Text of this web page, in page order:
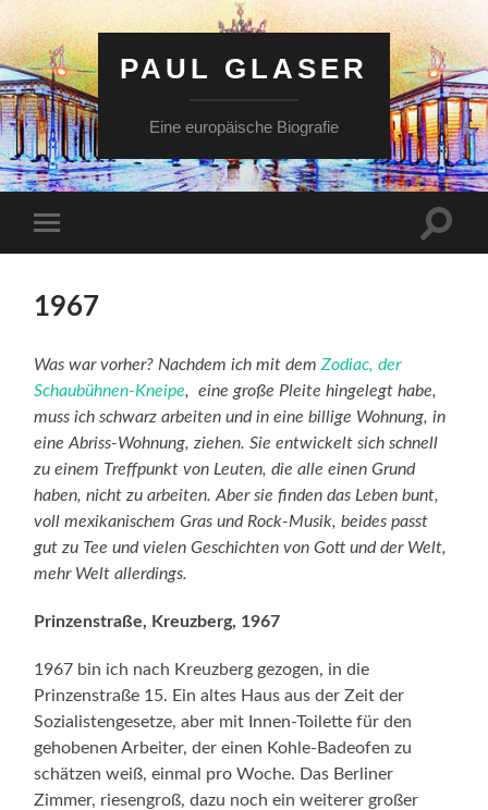
PAUL GLASER
Eine europäische Biografie
Menü
1967
Was war vorher? Nachdem ich mit dem Zodiac, der
Schaubühnen-Kneipe, eine große Pleite hingelegt habe,
muss ich schwarz arbeiten und in eine billige Wohnung, in
eine Abriss-Wohnung, ziehen. Sie entwickelt sich schnell
zu einem Treffpunkt von Leuten, die alle einen Grund
haben, nicht zu arbeiten. Aber sie finden das Leben bunt,
voll mexikanischem Gras und Rock-Musik, beides passt
gut zu Tee und vielen Geschichten von Gott und der Welt,
mehr Welt allerdings.
Prinzenstraße, Kreuzberg, 1967
1967 bin ich nach Kreuzberg gezogen, in die
Prinzenstraße 15. Ein altes Haus aus der Zeit der
Sozialistengesetze, aber mit Innen-Toilette für den
gehobenen Arbeiter, der einen Kohle-Badeofen zu
schätzen weiß, einmal pro Woche. Das Berliner
Zimmer, riesengroß, dazu noch ein weiterer großer